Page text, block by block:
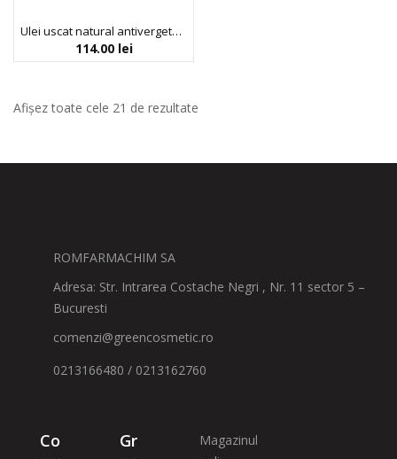
Ulei uscat natural antivergeturi, pentru sarcina, Biobaza MAMA, 150 ml
114.00 lei
Afișez toate cele 21 de rezultate
ROMFARMACHIM SA
Adresa: Str. Intrarea Costache Negri , Nr. 11 sector 5 –
Bucuresti
comenzi@greencosmetic.ro
0213166480 / 0213162760
Co
Gr
Magazinul